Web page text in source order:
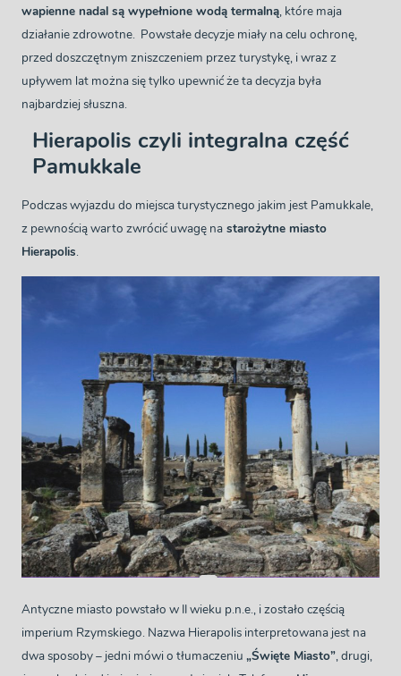
wapienne nadal są wypełnione wodą termalną, które maja
działanie zdrowotne. Powstałe decyzje miały na celu ochronę,
przed doszczętnym zniszczeniem przez turystykę, i wraz z
upływem lat można się tylko upewnić że ta decyzja była
najbardziej słuszna.
Hierapolis czyli integralna część
Pamukkale
Podczas wyjazdu do miejsca turystycznego jakim jest Pamukkale,
z pewnością warto zwrócić uwagę na starożytne miasto
Hierapolis.
Antyczne miasto powstało w II wieku p.n.e., i zostało częścią
imperium Rzymskiego. Nazwa Hierapolis interpretowana jest na
dwa sposoby – jedni mówi o tłumaczeniu „Święte Miasto”, drugi,